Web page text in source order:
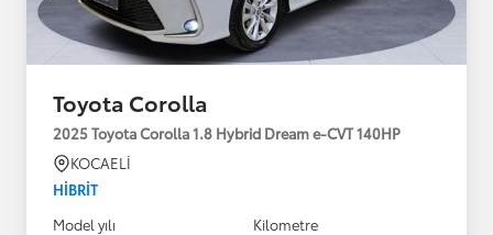
Toyota Corolla
2025 Toyota Corolla 1.8 Hybrid Dream e-CVT 140HP
KOCAELİ
HIBRIT
Model yılı
Kilometre